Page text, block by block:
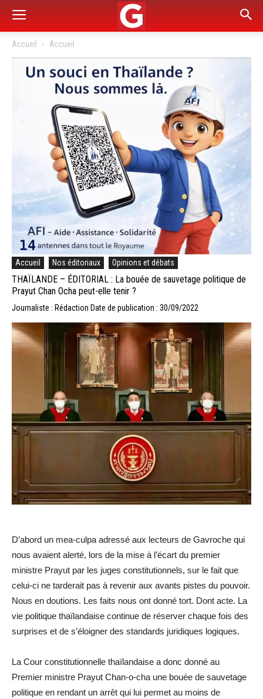
Accueil Accueil
Accueil Nos éditoriaux Opinions et débats
THAÏLANDE – ÉDITORIAL : La bouée de sauvetage politique de
Prayut Chan Ocha peut-elle tenir ?
Journaliste : Rédaction Date de publication : 30/09/2022
D’abord un mea-culpa adressé aux lecteurs de Gavroche qui
nous avaient alerté, lors de la mise à l’écart du premier
ministre Prayut par les juges constitutionnels, sur le fait que
celui-ci ne tarderait pas à revenir aux avants pistes du pouvoir.
Nous en doutions. Les faits nous ont donné tort. Dont acte. La
vie politique thaïlandaise continue de réserver chaque fois des
surprises et de s’éloigner des standards juridiques logiques.
La Cour constitutionnelle thaïlandaise a donc donné au
Premier ministre Prayut Chan-o-cha une bouée de sauvetage
politique en rendant un arrêt qui lui permet au moins de